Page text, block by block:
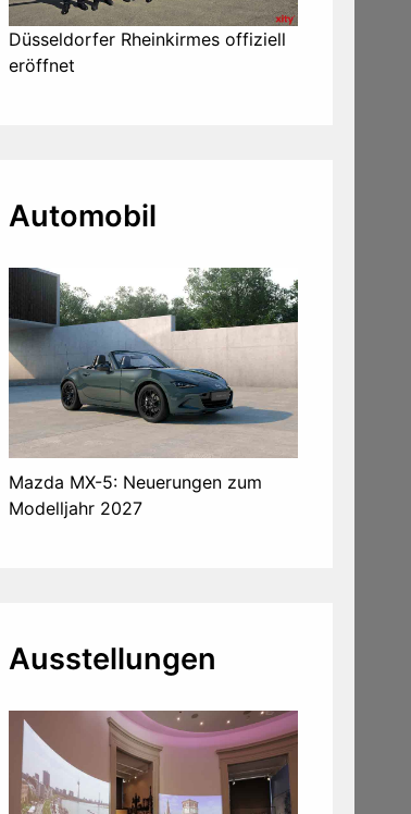
Düsseldorfer Rheinkirmes offiziell
eröffnet
Automobil
Mazda MX-5: Neuerungen zum
Modelljahr 2027
Ausstellungen